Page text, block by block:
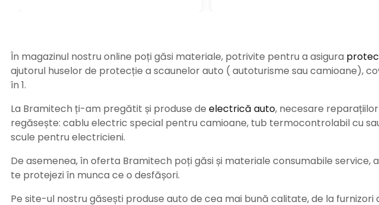
În magazinul nostru online poți găsi materiale, potrivite pentru a asigura
ajutorul huselor de protecție a scaunelor auto ( autoturisme sau camioane),
în 1.
La Bramitech ți-am pregătit și produse de electrică auto, necesare
regăsește: cablu electric special pentru camioane, tub termocontrolabil cu
scule pentru electricieni.
De asemenea, în oferta Bramitech poți găsi și materiale consumabile
te protejezi în munca ce o desfășori.
Pe site-ul nostru găsești produse auto de cea mai bună calitate, de la